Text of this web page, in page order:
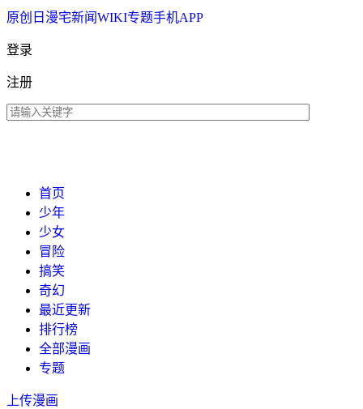
原创 日漫宅新闻WIKI专题手机APP
登录
注册
首页
少年
少女
冒险
搞笑
奇幻
最近更新
排行榜
全部漫画
专题
上传漫画